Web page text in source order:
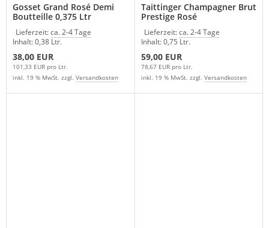
Gosset Grand Rosé Demi
Boutteille 0,375 Ltr
Lieferzeit:ca. 2-4 Tage
Inhalt: 0,38 Ltr.
38,00 EUR
101,33 EUR pro Ltr.
inkl. 19 % MwSt. zzgl. Versandkosten
Taittinger Champagner Brut
Prestige Rosé
Lieferzeit:ca. 2-4 Tage
Inhalt: 0,75 Ltr.
59,00 EUR
78,67 EUR pro Ltr.
inkl. 19 % MwSt. zzgl. Versandkosten